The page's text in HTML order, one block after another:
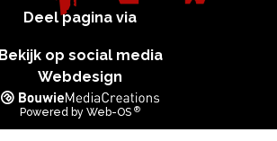
Deel pagina via
Bekijk op social media
Webdesign
Powered by Web-OS ®